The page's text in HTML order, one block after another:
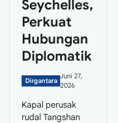
Seychelles,
Perkuat
Hubungan
Diplomatik
Dirgantara
Juni 27,
2026
Kapal perusak
rudal Tangshan